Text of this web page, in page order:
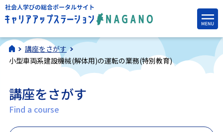
講座をさがす
小型車両系建設機械(解体用)の運転の業務(特別教育)
講座をさがす
Find a course